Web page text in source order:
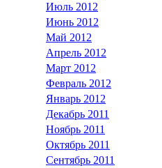
Июль 2012
Июнь 2012
Май 2012
Апрель 2012
Март 2012
Февраль 2012
Январь 2012
Декабрь 2011
Ноябрь 2011
Октябрь 2011
Сентябрь 2011